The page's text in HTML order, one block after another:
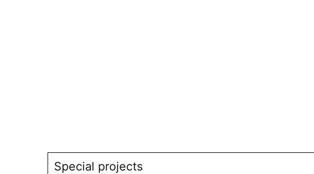
Special projects